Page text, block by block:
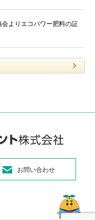
よりエコパワー肥料の証
お問い合わせ